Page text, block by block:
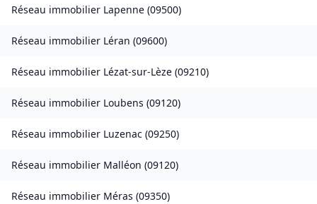
Réseau immobilier Lapenne (09500)
Réseau immobilier Léran (09600)
Réseau immobilier Lézat-sur-Lèze (09210)
Réseau immobilier Loubens (09120)
Réseau immobilier Luzenac (09250)
Réseau immobilier Malléon (09120)
Réseau immobilier Méras (09350)